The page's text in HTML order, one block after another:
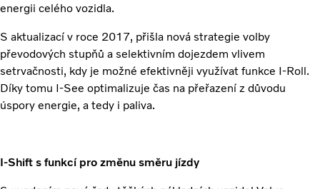
energii celého vozidla.
S aktualizací v roce 2017, přišla nová strategie volby
převodových stupňů a selektivním dojezdem vlivem
setrvačnosti, kdy je možné efektivněji využívat funkce I-Roll.
Díky tomu I-See optimalizuje čas na přeřazení z důvodu
úspory energie, a tedy i paliva.
I-Shift s funkcí pro změnu směru jízdy